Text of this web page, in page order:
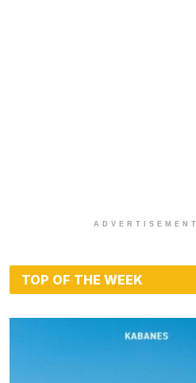
ADVERTISEMENT
TOP OF THE WEEK